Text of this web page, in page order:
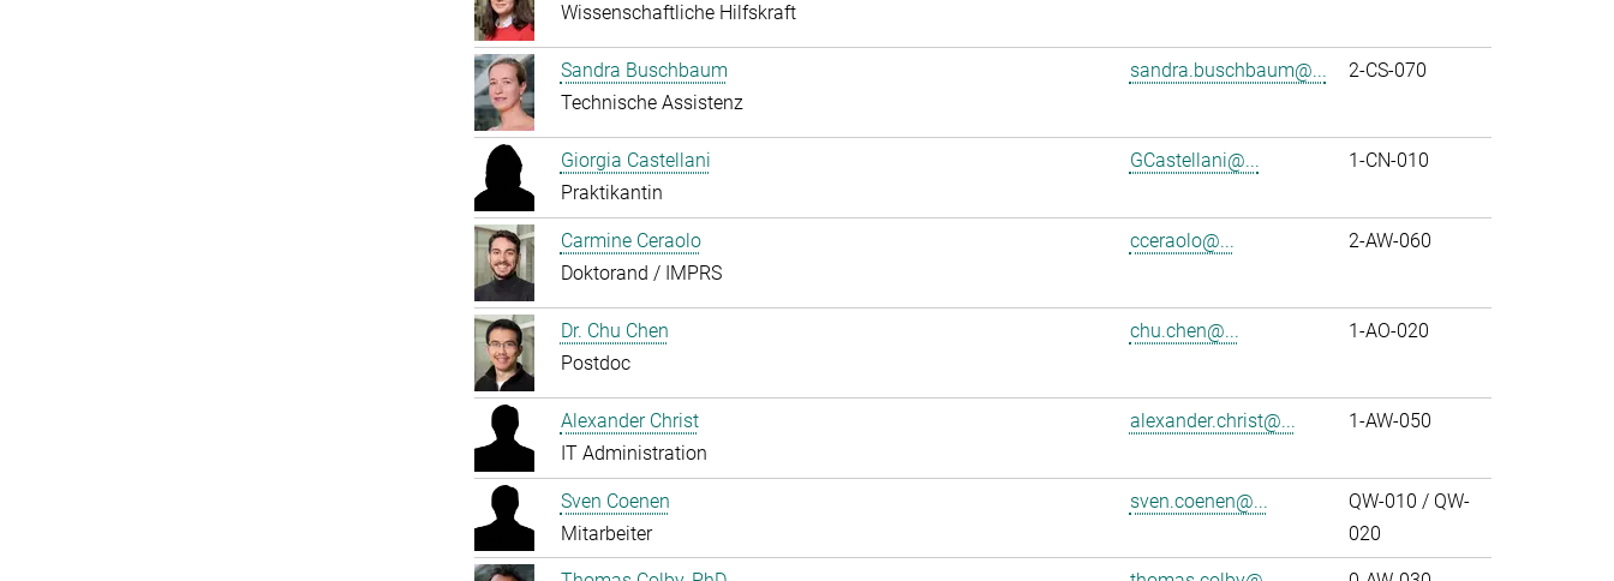
Wissenschaftliche Hilfskraft
Sandra Buschbaum
Technische Assistenz
sandra.buschbaum@... 2-CS-070
Giorgia Castellani
Praktikantin
GCastellani@... 1-CN-010
Carmine Ceraolo
Doktorand / IMPRS
cceraolo@... 2-AW-060
Dr. Chu Chen
Postdoc
chu.chen@... 1-AO-020
Alexander Christ
IT Administration
alexander.christ@... 1-AW-050
Sven Coenen
Mitarbeiter
sven.coenen@...
QW-010 / QW-
020